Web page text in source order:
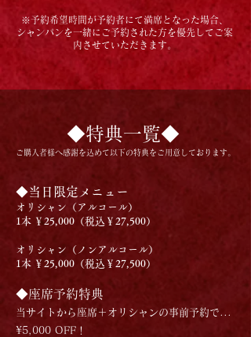
※予約希望時間が予約者にて満席となった場合、
シャンパンを一緒にご予約された方を優先してご案
内させていただきます。
◆特典一覧◆
ご購入者様へ感謝を込めて以下の特典をご用意しております。
◆当日限定メニュー
オリシャン（アルコール）
1本 ￥25,000（税込￥27,500）
オリシャン（ノンアルコール）
1本 ￥25,000（税込￥27,500）
◆座席予約特典
当サイトから座席＋オリシャンの事前予約で...
¥5,000 OFF！